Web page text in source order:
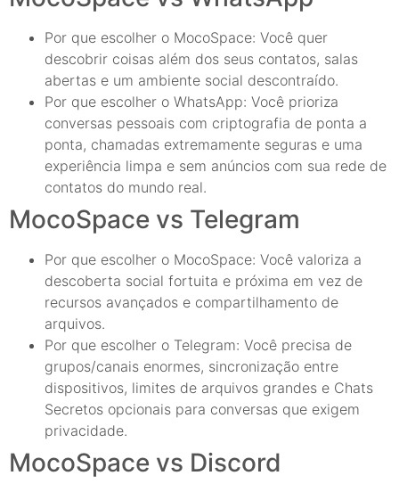
Por que escolher o MocoSpace: Você quer
descobrir coisas além dos seus contatos, salas
abertas e um ambiente social descontraído.
Por que escolher o WhatsApp: Você prioriza
conversas pessoais com criptografia de ponta a
ponta, chamadas extremamente seguras e uma
experiência limpa e sem anúncios com sua rede de
contatos do mundo real.
MocoSpace vs Telegram
Por que escolher o MocoSpace: Você valoriza a
descoberta social fortuita e próxima em vez de
recursos avançados e compartilhamento de
arquivos.
Por que escolher o Telegram: Você precisa de
grupos/canais enormes, sincronização entre
dispositivos, limites de arquivos grandes e Chats
Secretos opcionais para conversas que exigem
privacidade.
MocoSpace vs Discord